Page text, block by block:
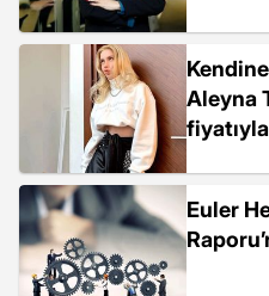
Aleyna
Euler